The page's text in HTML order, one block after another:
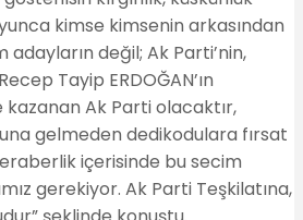
kimse kimsenin arkasından
adayların değil; Ak Parti’nin,
Tayip ERDOĞAN’ın
kazanan Ak Parti olacaktır,
gelmeden dedikodulara fırsat
içerisinde bu secim
gerekiyor. Ak Parti Teşkilatına,